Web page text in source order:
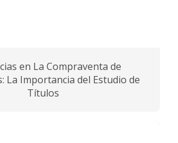
en La Compraventa de
La Importancia del Estudio de
Títulos